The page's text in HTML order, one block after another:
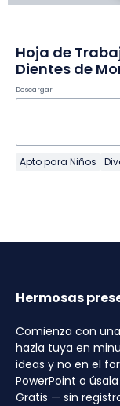
Hoja de
Dientes de
Descargar
Apto para Niños
Hermosas
Comienza con
hazla tuya en
ideas y no en el
PowerPoint o
Gratis — sin